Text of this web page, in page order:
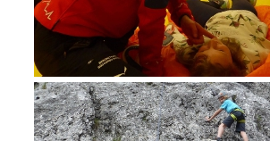
Mitgliedschaft